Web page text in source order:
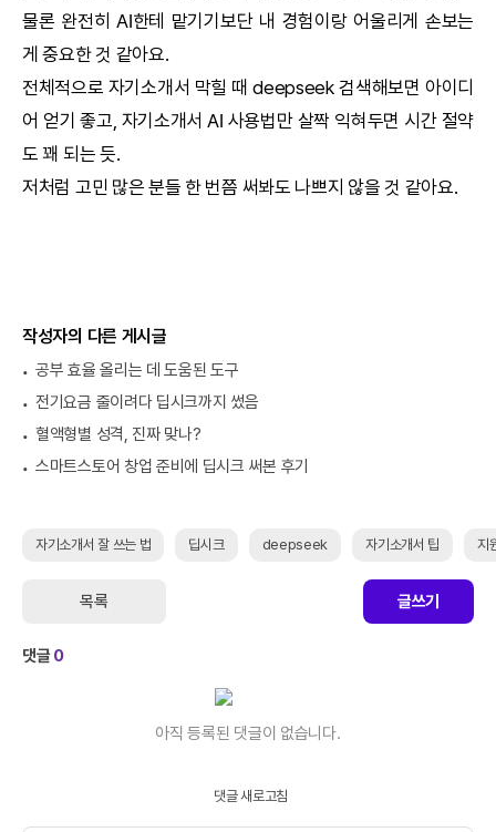
물론 완전히AI한테 맡기기보단 내 경험이랑 어울리게 손보는
게 중요한 것 같아요.
전체적으로 자기소개서 막힐 때deepseek검색해보면 아이디
어 얻기 좋고, 자기소개서AI 사용법만 살짝 익혀두면 시간 절약
도 꽤 되는 듯.
저처럼 고민 많은 분들 한 번쯤 써봐도 나쁘지 않을 것 같아요.
작성자의 다른 게시글
공부 효율 올리는 데 도움된 도구
전기요금 줄이려다 딥시크까지 썼음
혈액형별 성격, 진짜 맞나?
스마트스토어 창업 준비에 딥시크 써본 후기
자기소개서 잘 쓰는 법 딥시크 deepseek 자기소개서 팁 지
목록 글쓰기
댓글0
아직 등록된 댓글이 없습니다.
댓글 새로고침